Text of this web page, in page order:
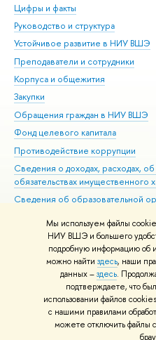
Мы используем файлы
НИУ ВШЭ и большего
подробную информацию об
можно найти здесь, наши
данных –здесь.
подтверждаете, что
использовании файлов
с нашими правилами
можете отключить файлы
Цифры и факты
Руководство и структура
Устойчивое развитие в НИУ ВШЭ
Преподаватели и сотрудники
Корпуса и общежития
Закупки
Обращения граждан в НИУ ВШЭ
Фонд целевого капитала
Противодействие коррупции
Сведения о доходах, расходах,
обязательствах имущественного
Сведения об образовательной
Людям с ограниченными
Единая платежная страница
Работа в Вышке
© НИУ ВШЭ 1993–2026 Адреса и
материалов Политика
Шрифты HSE Sans и HSE Slab